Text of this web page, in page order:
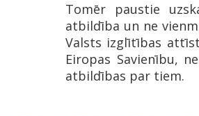
Tomēr paustie
atbildība un ne
Valsts izglītības
Eiropas Savienību,
atbildības par tiem.